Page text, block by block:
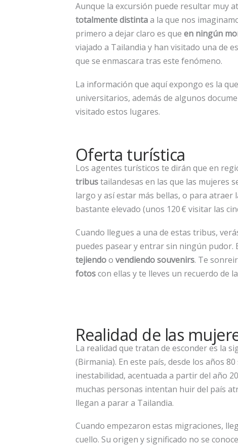
Aunque la excursión puede resultar muy
totalmente distintaa la que nos
primero a dejar claro es que en ningún
viajado a Tailandia y han visitado una de
que se enmascara tras este fenómeno.
La información que aquí expongo es la
universitarios, además de algunos
visitado estos lugares.
Oferta turística
Los agentes turísticos te dirán que en
tribustailandesas en las que las mujeres
largo y así estar más bellas, o para atraer
bastante elevado (unos 120 € visitar las
Cuando llegues a una de estas tribus,
puedes pasear y entrar sin ningún pudor.
tejiendoo vendiendo souvenirs. Te
fotoscon ellas y te lleves un recuerdo de
Realidad de las
La realidad que tratan de esconder es la
(Birmania). En este país, desde los años
inestabilidad, acentuada a partir del año
muchas personas intentan huir del país
llegan a parar a Tailandia.
Cuando empezaron estas migraciones,
cuello. Su origen y significado no se